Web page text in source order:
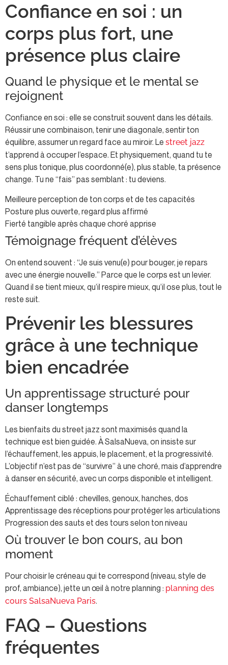
Confiance en soi : un
corps plus fort, une
présence plus claire
Quand le physique et le mental se
rejoignent
Confiance en soi : elle se construit souvent dans les détails.
Réussir une combinaison, tenir une diagonale, sentir ton
équilibre, assumer un regard face au miroir. Le street jazz
t’apprend à occuper l’espace. Et physiquement, quand tu te
sens plus tonique, plus coordonné(e), plus stable, ta présence
change. Tu ne “fais” pas semblant : tu deviens.
Meilleure perception de ton corps et de tes capacités
Posture plus ouverte, regard plus affirmé
Fierté tangible après chaque choré apprise
Témoignage fréquent d’élèves
On entend souvent : “Je suis venu(e) pour bouger, je repars
avec une énergie nouvelle.” Parce que le corps est un levier.
Quand il se tient mieux, qu’il respire mieux, qu’il ose plus, tout le
reste suit.
Prévenir les blessures
grâce à une technique
bien encadrée
Un apprentissage structuré pour
danser longtemps
Les bienfaits du street jazz sont maximisés quand la
technique est bien guidée. À SalsaNueva, on insiste sur
l’échauffement, les appuis, le placement, et la progressivité.
L’objectif n’est pas de “survivre” à une choré, mais d’apprendre
à danser en sécurité, avec un corps disponible et intelligent.
Échauffement ciblé : chevilles, genoux, hanches, dos
Apprentissage des réceptions pour protéger les articulations
Progression des sauts et des tours selon ton niveau
Où trouver le bon cours, au bon
moment
Pour choisir le créneau qui te correspond (niveau, style de
prof, ambiance), jette un œil à notre planning : planning des
cours SalsaNueva Paris.
FAQ – Questions
fréquentes